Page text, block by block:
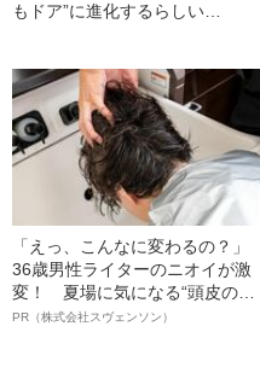
もドア”に進化するらしい
「えっ、こんなに変わるの？」
36歳男性ライターのニオイが激
変！ 夏場に気になる“頭皮のニ
オイ”や“ベタつき”を解消す
PR（株式会社スヴェンソン）